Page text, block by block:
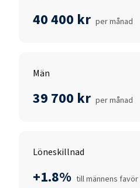
40 400 kr per månad
Män
39 700 kr per månad
Löneskillnad
+1.8% till männens favör